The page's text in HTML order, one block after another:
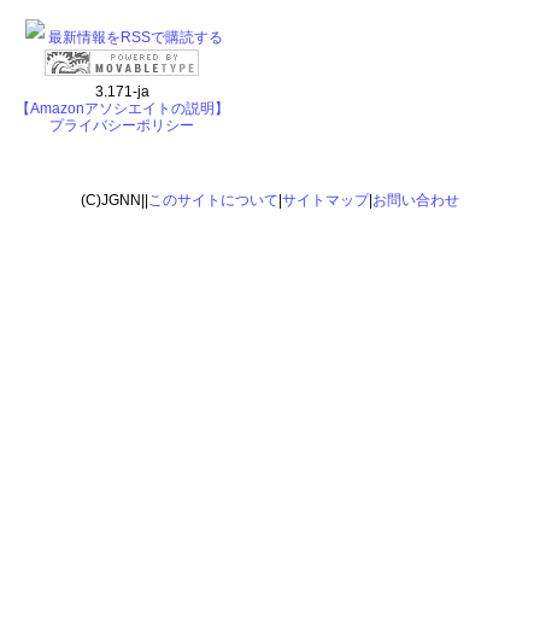
最新情報をRSSで購読する
3.171-ja
【Amazonアソシエイトの説明】
プライバシーポリシー
(C)JGNN|| このサイトについて サイトマップ| お問い合わせ